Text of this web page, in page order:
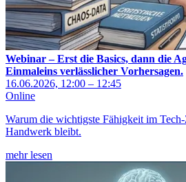
Webinar – Erst die Basics, dann die
Einmaleins verlässlicher Vorhersagen.
16.06.2026, 12:00 – 12:45
Online
Warum die wichtigste Fähigkeit im Tech-
Handwerk bleibt.
mehr lesen